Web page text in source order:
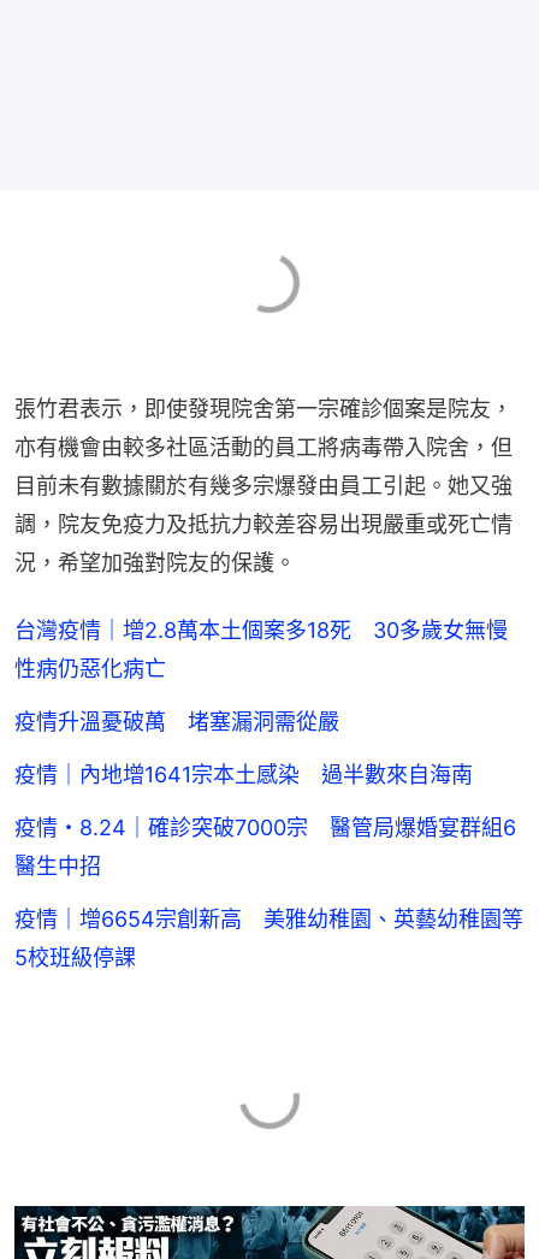
張竹君表示，即使發現院舍第一宗確診個案是院友，
亦有機會由較多社區活動的員工將病毒帶入院舍，但
目前未有數據關於有幾多宗爆發由員工引起。她又強
調，院友免疫力及抵抗力較差容易出現嚴重或死亡情
況，希望加強對院友的保護。
台灣疫情｜增2.8萬本土個案多18死 30多歲女無慢
性病仍惡化病亡
疫情升溫憂破萬 堵塞漏洞需從嚴
疫情｜內地增1641宗本土感染 過半數來自海南
疫情・8.24｜確診突破7000宗 醫管局爆婚宴群組6
醫生中招
疫情｜增6654宗創新高 美雅幼稚園、英藝幼稚園等
5校班級停課